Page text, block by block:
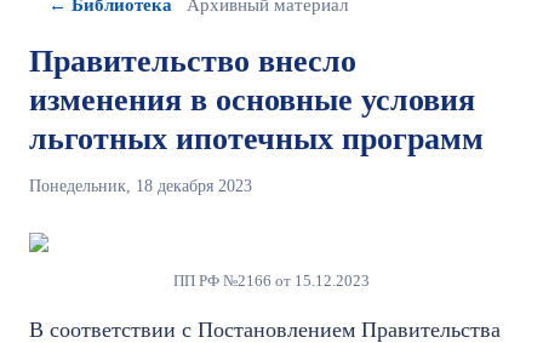
← Библиотека Архивный материал
Правительство внесло
изменения в основные условия
льготных ипотечных программ
Понедельник, 18 декабря 2023
ПП РФ №2166 от 15.12.2023
В соответствии с Постановлением Правительства